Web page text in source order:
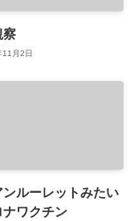
察
月2日
ンルーレットみたい
ナワクチン